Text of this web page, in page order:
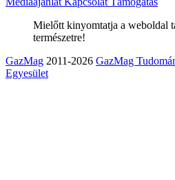
Mielőtt kinyomtatja a weboldal
természetre!
GazMag 2011-2026 GazMag
Egyesület